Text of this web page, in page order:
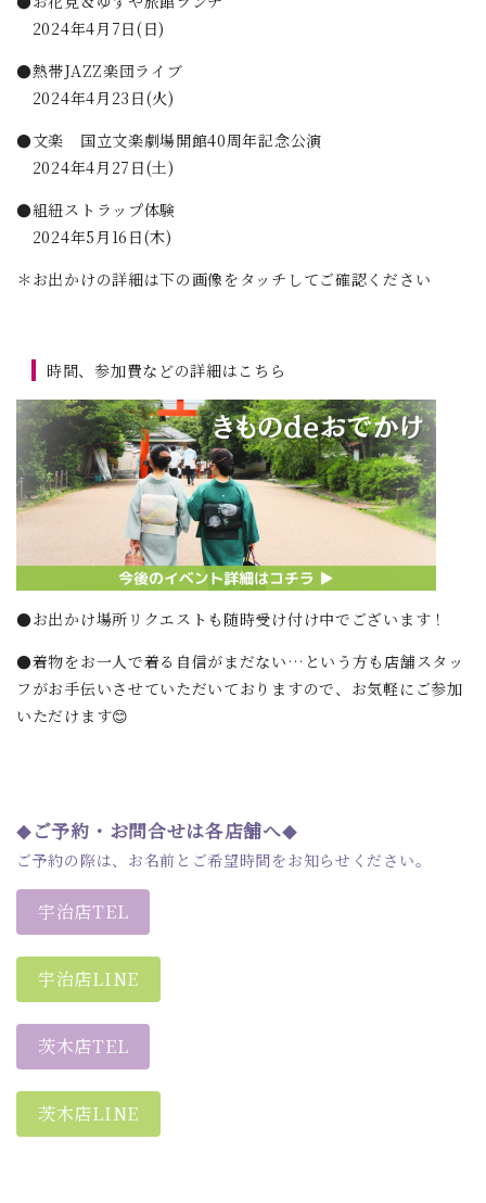
2024年4月7日(日)
●熱帯JAZZ楽団ライブ
2024年4月23日(火)
●文楽 国立文楽劇場開館40周年記念公演
2024年4月27日(土)
●組紐ストラップ体験
2024年5月16日(木)
＊お出かけの詳細は下の画像をタッチしてご確認ください
時間、参加費などの詳細はこちら
●お出かけ場所リクエストも随時受け付け中でございます！
●着物をお一人で着る自信がまだない…という方も店舗スタッ
フがお手伝いさせていただいておりますので、お気軽にご参加
いただけます😊
◆ ご予約・お問合せは各店舗へ◆
ご予約の際は、お名前とご希望時間をお知らせください。
宇治店TEL
宇治店LINE
茨木店TEL
茨木店LINE